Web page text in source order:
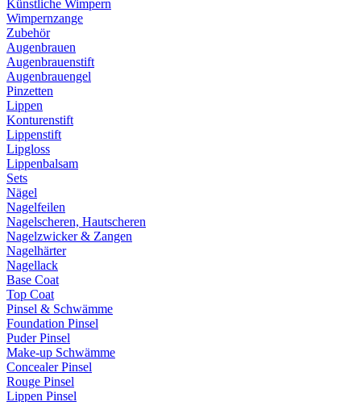
Künstliche Wimpern
Wimpernzange
Zubehör
Augenbrauen
Augenbrauenstift
Augenbrauengel
Pinzetten
Lippen
Konturenstift
Lippenstift
Lipgloss
Lippenbalsam
Sets
Nägel
Nagelfeilen
Nagelscheren, Hautscheren
Nagelzwicker & Zangen
Nagelhärter
Nagellack
Base Coat
Top Coat
Pinsel & Schwämme
Foundation Pinsel
Puder Pinsel
Make-up Schwämme
Concealer Pinsel
Rouge Pinsel
Lippen Pinsel